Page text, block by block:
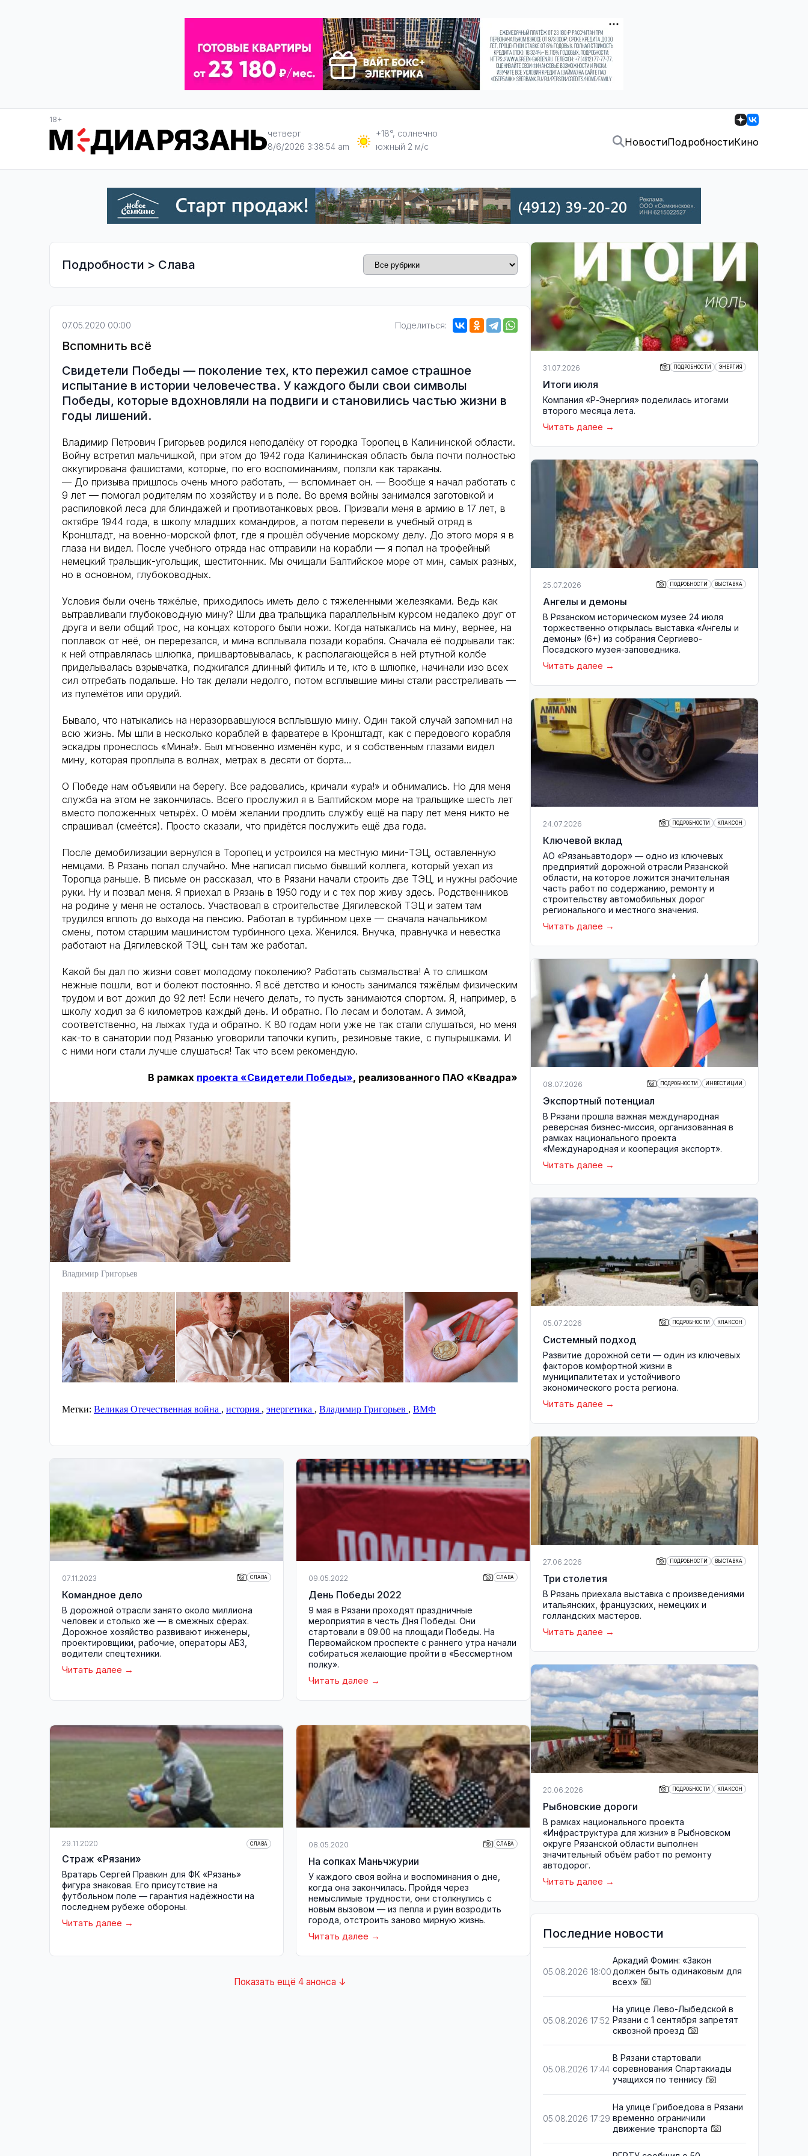
18+
четверг
8/6/2026 3:38:55 am
+18°, солнечно
южный 2 м/с
НовостиПодробностиКино
Подробности > Слава
07.05.2020 00:00 Поделиться:
Вспомнить всё
Свидетели Победы — поколение тех, кто пережил самое страшное
испытание в истории человечества. У каждого были свои символы
Победы, которые вдохновляли на подвиги и становились частью жизни в
годы лишений.
Владимир Петрович Григорьев родился неподалёку от городка Торопец в Калининской области.
Войну встретил мальчишкой, при этом до 1942 года Калининская область была почти полностью
оккупирована фашистами, которые, по его воспоминаниям, ползли как тараканы.
— До призыва пришлось очень много работать, — вспоминает он. — Вообще я начал работать с
9 лет — помогал родителям по хозяйству и в поле. Во время войны занимался заготовкой и
распиловкой леса для блиндажей и противотанковых рвов. Призвали меня в армию в 17 лет, в
октябре 1944 года, в школу младших командиров, а потом перевели в учебный отряд в
Кронштадт, на военно-морской флот, где я прошёл обучение морскому делу. До этого моря я в
глаза ни видел. После учебного отряда нас отправили на корабли — я попал на трофейный
немецкий тральщик-угольщик, шеститонник. Мы очищали Балтийское море от мин, самых разных,
но в основном, глубоководных.
Условия были очень тяжёлые, приходилось иметь дело с тяжеленными железяками. Ведь как
вытравливали глубоководную мину? Шли два тральщика параллельным курсом недалеко друг от
друга и вели общий трос, на концах которого были ножи. Когда натыкались на мину, вернее, на
поплавок от неё, он перерезался, и мина всплывала позади корабля. Сначала её подрывали так:
к ней отправлялась шлюпка, пришвартовывалась, к располагающейся в ней ртутной колбе
приделывалась взрывчатка, поджигался длинный фитиль и те, кто в шлюпке, начинали изо всех
сил отгребать подальше. Но так делали недолго, потом всплывшие мины стали расстреливать —
из пулемётов или орудий.
Бывало, что натыкались на неразорвавшуюся всплывшую мину. Один такой случай запомнил на
всю жизнь. Мы шли в несколько кораблей в фарватере в Кронштадт, как с передового корабля
эскадры пронеслось «Мина!». Был мгновенно изменён курс, и я собственным глазами видел
мину, которая проплыла в волнах, метрах в десяти от борта…
О Победе нам объявили на берегу. Все радовались, кричали «ура!» и обнимались. Но для меня
служба на этом не закончилась. Всего прослужил я в Балтийском море на тральщике шесть лет
вместо положенных четырёх. О моём желании продлить службу ещё на пару лет меня никто не
спрашивал (смеётся). Просто сказали, что придётся послужить ещё два года.
После демобилизации вернулся в Торопец и устроился на местную мини-ТЭЦ, оставленную
немцами. В Рязань попал случайно. Мне написал письмо бывший коллега, который уехал из
Торопца раньше. В письме он рассказал, что в Рязани начали строить две ТЭЦ, и нужны рабочие
руки. Ну и позвал меня. Я приехал в Рязань в 1950 году и с тех пор живу здесь. Родственников
на родине у меня не осталось. Участвовал в строительстве Дягилевской ТЭЦ и затем там
трудился вплоть до выхода на пенсию. Работал в турбинном цехе — сначала начальником
смены, потом старшим машинистом турбинного цеха. Женился. Внучка, правнучка и невестка
работают на Дягилевской ТЭЦ, сын там же работал.
Какой бы дал по жизни совет молодому поколению? Работать сызмальства! А то слишком
нежные пошли, вот и болеют постоянно. Я всё детство и юность занимался тяжёлым физическим
трудом и вот дожил до 92 лет! Если нечего делать, то пусть занимаются спортом. Я, например, в
школу ходил за 6 километров каждый день. И обратно. По лесам и болотам. А зимой,
соответственно, на лыжах туда и обратно. К 80 годам ноги уже не так стали слушаться, но меня
как-то в санатории под Рязанью уговорили тапочки купить, резиновые такие, с пупырышками. И
с ними ноги стали лучше слушаться! Так что всем рекомендую.
В рамках проекта «Свидетели Победы», реализованного ПАО «Квадра»
Владимир Григорьев
Метки: Великая Отечественная война , история , энергетика , Владимир Григорьев , ВМФ
07.11.2023 СЛАВА
Командное дело
В дорожной отрасли занято около миллиона
человек и столько же — в смежных сферах.
Дорожное хозяйство развивают инженеры,
проектировщики, рабочие, операторы АБЗ,
водители спецтехники.
Читать далее
09.05.2022 СЛАВА
День Победы 2022
9 мая в Рязани проходят праздничные
мероприятия в честь Дня Победы. Они
стартовали в 09.00 на площади Победы. На
Первомайском проспекте с раннего утра начали
собираться желающие пройти в «Бессмертном
полку».
Читать далее
29.11.2020 СЛАВА
Страж «Рязани»
Вратарь Сергей Правкин для ФК «Рязань»
фигура знаковая. Его присутствие на
футбольном поле — гарантия надёжности на
последнем рубеже обороны.
Читать далее
08.05.2020 СЛАВА
На сопках Маньчжурии
У каждого своя война и воспоминания о дне,
когда она закончилась. Пройдя через
немыслимые трудности, они столкнулись с
новым вызовом — из пепла и руин возродить
города, отстроить заново мирную жизнь.
Читать далее
Показать ещё 4 анонса ↓
31.07.2026 ПОДРОБНОСТИ ЭНЕРГИЯ
Итоги июля
Компания «Р-Энергия» поделилась итогами
второго месяца лета.
Читать далее
25.07.2026 ПОДРОБНОСТИ ВЫСТАВКА
Ангелы и демоны
В Рязанском историческом музее 24 июля
торжественно открылась выставка «Ангелы и
демоны» (6+) из собрания Сергиево-
Посадского музея-заповедника.
Читать далее
24.07.2026 ПОДРОБНОСТИ КЛАКСОН
Ключевой вклад
АО «Рязаньавтодор» — одно из ключевых
предприятий дорожной отрасли Рязанской
области, на которое ложится значительная
часть работ по содержанию, ремонту и
строительству автомобильных дорог
регионального и местного значения.
Читать далее
08.07.2026 ПОДРОБНОСТИ ИНВЕСТИЦИИ
Экспортный потенциал
В Рязани прошла важная международная
реверсная бизнес-миссия, организованная в
рамках национального проекта
«Международная и кооперация экспорт».
Читать далее
05.07.2026 ПОДРОБНОСТИ КЛАКСОН
Системный подход
Развитие дорожной сети — один из ключевых
факторов комфортной жизни в
муниципалитетах и устойчивого
экономического роста региона.
Читать далее
27.06.2026 ПОДРОБНОСТИ ВЫСТАВКА
Три столетия
В Рязань приехала выставка с произведениями
итальянских, французских, немецких и
голландских мастеров.
Читать далее
20.06.2026 ПОДРОБНОСТИ КЛАКСОН
Рыбновские дороги
В рамках национального проекта
«Инфраструктура для жизни» в Рыбновском
округе Рязанской области выполнен
значительный объём работ по ремонту
автодорог.
Читать далее
Последние новости
05.08.2026 18:00
Аркадий Фомин: «Закон
должен быть одинаковым для
всех»
05.08.2026 17:52
На улице Лево-Лыбедской в
Рязани с 1 сентября запретят
сквозной проезд
05.08.2026 17:44
В Рязани стартовали
соревнования Спартакиады
учащихся по теннису
05.08.2026 17:29
На улице Грибоедова в Рязани
временно ограничили
движение транспорта